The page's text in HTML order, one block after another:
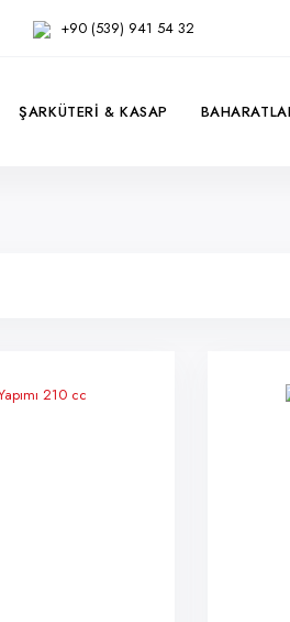
+90 (539) 941 54 32
ŞARKÜTERI & KASAP